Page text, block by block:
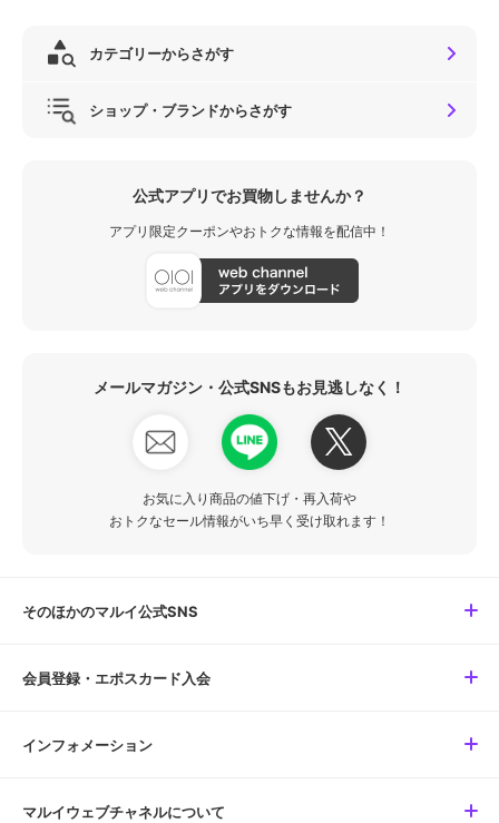
カテゴリーからさがす
ショップ・ブランドからさがす
公式アプリでお買物しませんか？
アプリ限定クーポンやおトクな情報を配信中！
メールマガジン・公式SNSもお見逃しなく！
お気に入り商品の値下げ・再入荷や
おトクなセール情報がいち早く受け取れます！
そのほかのマルイ公式SNS
会員登録・エポスカード入会
インフォメーション
マルイウェブチャネルについて